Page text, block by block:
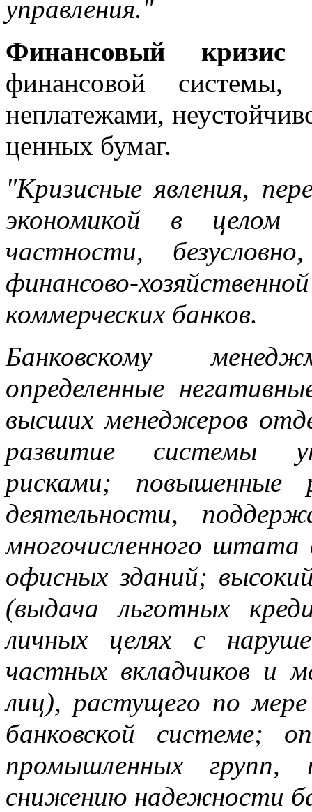
управления."
Финансовый кризис
финансовой системы,
неплатежами,
ценных бумаг.
"Кризисные явления,
экономикой в целом
частности,
финансово-
коммерческих банков.
Банковскому
определенные
высших менеджеров
развитие системы
рисками; повышенные
деятельности,
многочисленного штата
офисных зданий;
(выдача льготных
личных целях с
частных вкладчиков и
лиц), растущего по мере
банковской системе;
промышленных групп,
снижению надежности